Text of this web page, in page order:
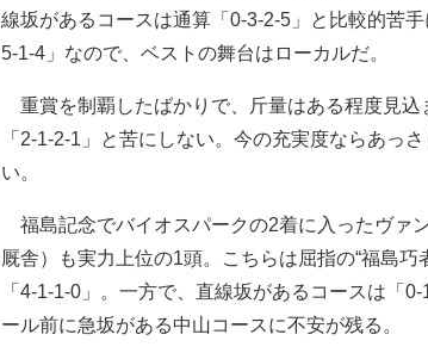
線坂があるコースは通算「0-3-2-5」と比較的苦
5-1-4」なので、ベストの舞台はローカルだ。
重賞を制覇したばかりで、斤量はある程度見込
「2-1-2-1」と苦にしない。今の充実度ならあっ
い。
福島記念でバイオスパークの2着に入ったヴァ
厩舎）も実力上位の1頭。こちらは屈指の“福島
「4-1-1-0」。一方で、直線坂があるコースは「
ール前に急坂がある中山コースに不安が残る。